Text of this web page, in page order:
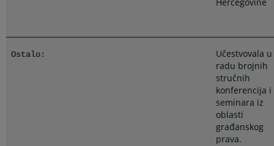
Ostalo:
Učestvovala u
radu brojnih
stručnih
konferencija i
seminara iz
oblasti
građanskog
prava.